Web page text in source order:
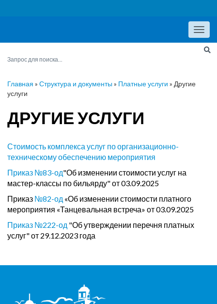
Menu
Главная » Структура и документы» Платные услуги » Другие
услуги
ДРУГИЕ УСЛУГИ
Стоимость комплекса услуг по организационно-
техническому обеспечению мероприятия
Приказ №83-од"Об изменении стоимости услуг на
мастер-классы по бильярду" от 03.09.2025
Приказ №82-од «Об изменении стоимости платного
мероприятия «Танцевальная встреча» от 03.09.2025
Приказ №222-од "Об утверждении перечня платных
услуг" от 29.12.2023 года